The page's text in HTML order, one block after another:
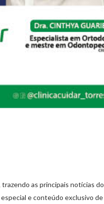
as principais notícias
e conteúdo exclusivo